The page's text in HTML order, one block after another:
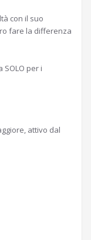
con il suo
fare la differenza
SOLO per i
attivo dal